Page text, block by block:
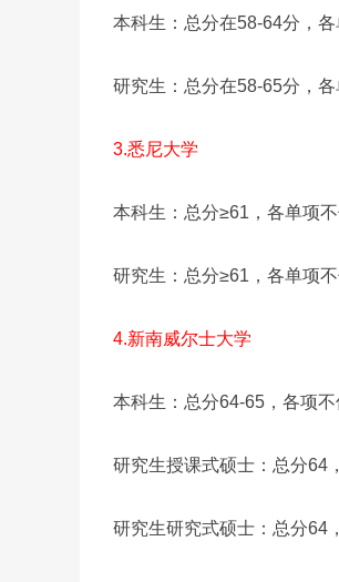
本科生：总分在58-64分，
研究生：总分在58-65分，
3.悉尼大学
本科生：总分≥61，各单项不
研究生：总分≥61，各单项
4.新南威尔士大学
本科生：总分64-65，各项不
研究生授课式硕士：总分64
研究生研究式硕士：总分64